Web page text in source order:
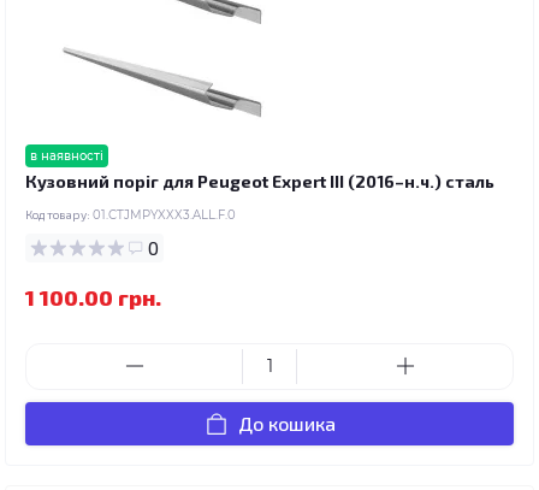
в наявності
Кузовний поріг для Peugeot Expert III (2016–н.ч.) сталь
Код товару: 01.CTJMPYXXX3.ALL.F.0
0
1 100.00 грн.
До кошика